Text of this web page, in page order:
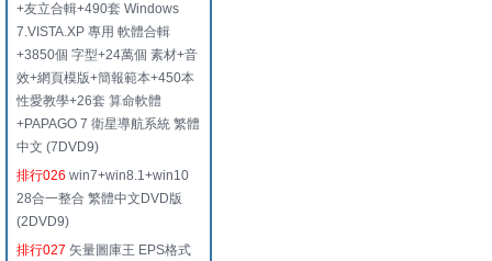
+友立合輯+490套 Windows
7.VISTA.XP 專用 軟體合輯
+3850個 字型+24萬個 素材+音
效+網頁模版+簡報範本+450本
性愛教學+26套 算命軟體
+PAPAGO 7 衛星導航系統 繁體
中文 (7DVD9)
排行026 win7+win8.1+win10
28合一整合 繁體中文DVD版
(2DVD9)
排行027 矢量圖庫王 EPS格式